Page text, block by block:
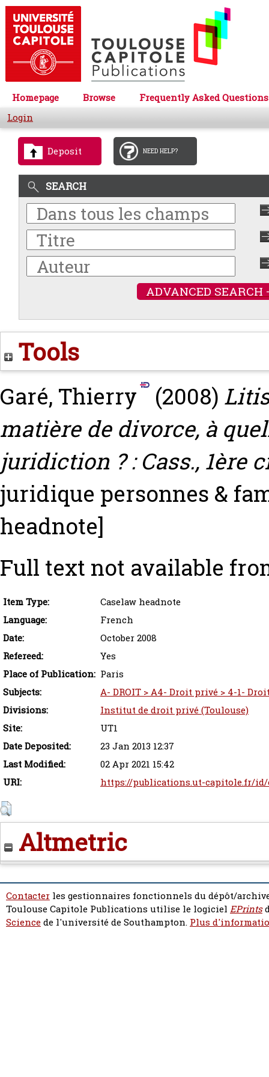
Homepage Browse
Frequently Asked Questions
Login
Deposit NEED HELP?
SEARCH
ADVANCED SEARCH
Tools
Garé, Thierry (2008)
matière de divorce, à
juridiction ? : Cass., 1ère
juridique personnes &
headnote]
Full text not available
Item Type:
Caselaw headnote
Language:
French
Date:
October 2008
Refereed:
Yes
Place of Publication: Paris
Subjects:
A- DROIT > A4- Droit privé > 4-1-
Divisions:
Institut de droit privé (Toulouse)
Site:
UT1
Date Deposited:
23 Jan 2013 12:37
Last Modified:
02 Apr 2021 15:42
URI:
https://publications.ut-capitole.fr/id/
Altmetric
Contacter les gestionnaires fonctionnels du dépôt/
Toulouse Capitole Publications utilise le logiciel EPrints
Sciencede l'université de Southampton. Plus